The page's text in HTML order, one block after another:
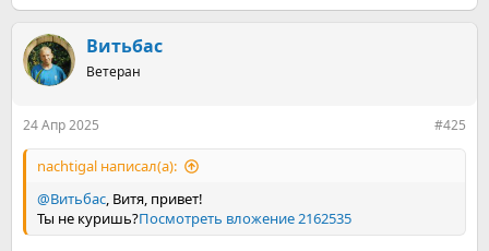
Витьбас
Ветеран
24 Апр 2025 #425
nachtigal написал(а):
@Витьбас, Витя, привет!
Ты не куришь?Посмотреть вложение 2162535